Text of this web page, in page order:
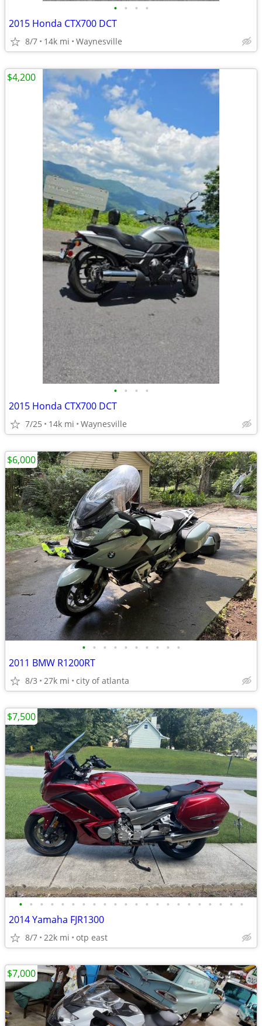
• • • •
2015 Honda CTX700 DCT
8/7 14k mi Waynesville
• • • •
2015 Honda CTX700 DCT
7/25 14k mi Waynesville
$4,200
• • • • • • • • • •
2011 BMW R1200RT
8/3 27k mi city of atlanta
$6,000
• • • • • • • • • • • • • • • • • • • • • •
2014 Yamaha FJR1300
8/7 22k mi otp east
$7,500
$7,000